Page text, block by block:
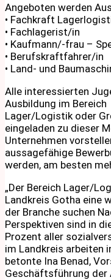
Angeboten werden
• Fachkraft
• Fachlagerist/in
• Kaufmann/-frau –
• Berufskraftfahrer/in
• Land- und
Alle interessierten
Ausbildung im Bereich
Lager/Logistik oder
eingeladen zu dieser
Unternehmen
aussagefähige
werden, am besten
„Der Bereich Lager/
Landkreis Gotha eine
der Branche suchen
Perspektiven sind in
Prozent aller
im Landkreis arbeiten
betonte Ina Benad,
Geschäftsführung der